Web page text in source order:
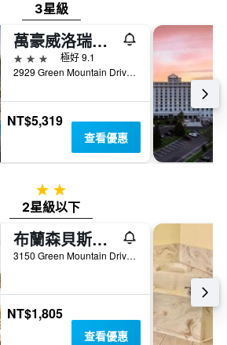
3星級
萬豪威洛瑞吉別墅酒店
3星級
極好 9.1
2929 Green Mountain Drive, 布蘭森, MO, 美國
NT$5,319
查看優惠
2星級
2星級以下
布蘭森貝斯特酒店
3150 Green Mountain Drive, 布蘭森, MO, 美國
NT$1,805
查看優惠